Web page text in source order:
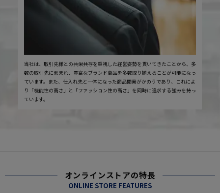
当社は、取引先様との共栄共存を重視した経営姿勢を貫いてきたことから、多
数の取引先に恵まれ、豊富なブランド商品を多数取り揃えることが可能になっ
ています。また、仕入れ先と一体になった商品開発がかのうであり、これによ
り「機能性の高さ」と「ファッション性の高さ」を同時に追求する強みを持っ
ています。
オンラインストアの特長
ONLINE STORE FEATURES